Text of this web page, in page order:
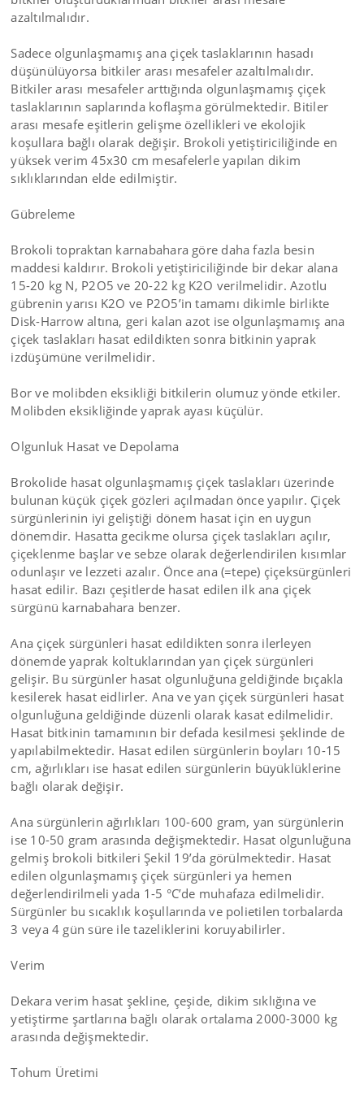
azaltılmalıdır.
Sadece olgunlaşmamış ana çiçek taslaklarının hasadı
düşünülüyorsa bitkiler arası mesafeler azaltılmalıdır.
Bitkiler arası mesafeler arttığında olgunlaşmamış çiçek
taslaklarının saplarında koflaşma görülmektedir. Bitiler
arası mesafe eşitlerin gelişme özellikleri ve ekolojik
koşullara bağlı olarak değişir. Brokoli yetiştiriciliğinde en
yüksek verim 45x30 cm mesafelerle yapılan dikim
sıklıklarından elde edilmiştir.
Gübreleme
Brokoli topraktan karnabahara göre daha fazla besin
maddesi kaldırır. Brokoli yetiştiriciliğinde bir dekar alana
15-20 kg N, P2O5 ve 20-22 kg K2O verilmelidir. Azotlu
gübrenin yarısı K2O ve P2O5’in tamamı dikimle birlikte
Disk-Harrow altına, geri kalan azot ise olgunlaşmamış ana
çiçek taslakları hasat edildikten sonra bitkinin yaprak
izdüşümüne verilmelidir.
Bor ve molibden eksikliği bitkilerin olumuz yönde etkiler.
Molibden eksikliğinde yaprak ayası küçülür.
Olgunluk Hasat ve Depolama
Brokolide hasat olgunlaşmamış çiçek taslakları üzerinde
bulunan küçük çiçek gözleri açılmadan önce yapılır. Çiçek
sürgünlerinin iyi geliştiği dönem hasat için en uygun
dönemdir. Hasatta gecikme olursa çiçek taslakları açılır,
çiçeklenme başlar ve sebze olarak değerlendirilen kısımlar
odunlaşır ve lezzeti azalır. Önce ana (=tepe) çiçeksürgünleri
hasat edilir. Bazı çeşitlerde hasat edilen ilk ana çiçek
sürgünü karnabahara benzer.
Ana çiçek sürgünleri hasat edildikten sonra ilerleyen
dönemde yaprak koltuklarından yan çiçek sürgünleri
gelişir. Bu sürgünler hasat olgunluğuna geldiğinde bıçakla
kesilerek hasat eidlirler. Ana ve yan çiçek sürgünleri hasat
olgunluğuna geldiğinde düzenli olarak kasat edilmelidir.
Hasat bitkinin tamamının bir defada kesilmesi şeklinde de
yapılabilmektedir. Hasat edilen sürgünlerin boyları 10-15
cm, ağırlıkları ise hasat edilen sürgünlerin büyüklüklerine
bağlı olarak değişir.
Ana sürgünlerin ağırlıkları 100-600 gram, yan sürgünlerin
ise 10-50 gram arasında değişmektedir. Hasat olgunluğuna
gelmiş brokoli bitkileri Şekil 19’da görülmektedir. Hasat
edilen olgunlaşmamış çiçek sürgünleri ya hemen
değerlendirilmeli yada 1-5 °C’de muhafaza edilmelidir.
Sürgünler bu sıcaklık koşullarında ve polietilen torbalarda
3 veya 4 gün süre ile tazeliklerini koruyabilirler.
Verim
Dekara verim hasat şekline, çeşide, dikim sıklığına ve
yetiştirme şartlarına bağlı olarak ortalama 2000-3000 kg
arasında değişmektedir.
Tohum Üretimi